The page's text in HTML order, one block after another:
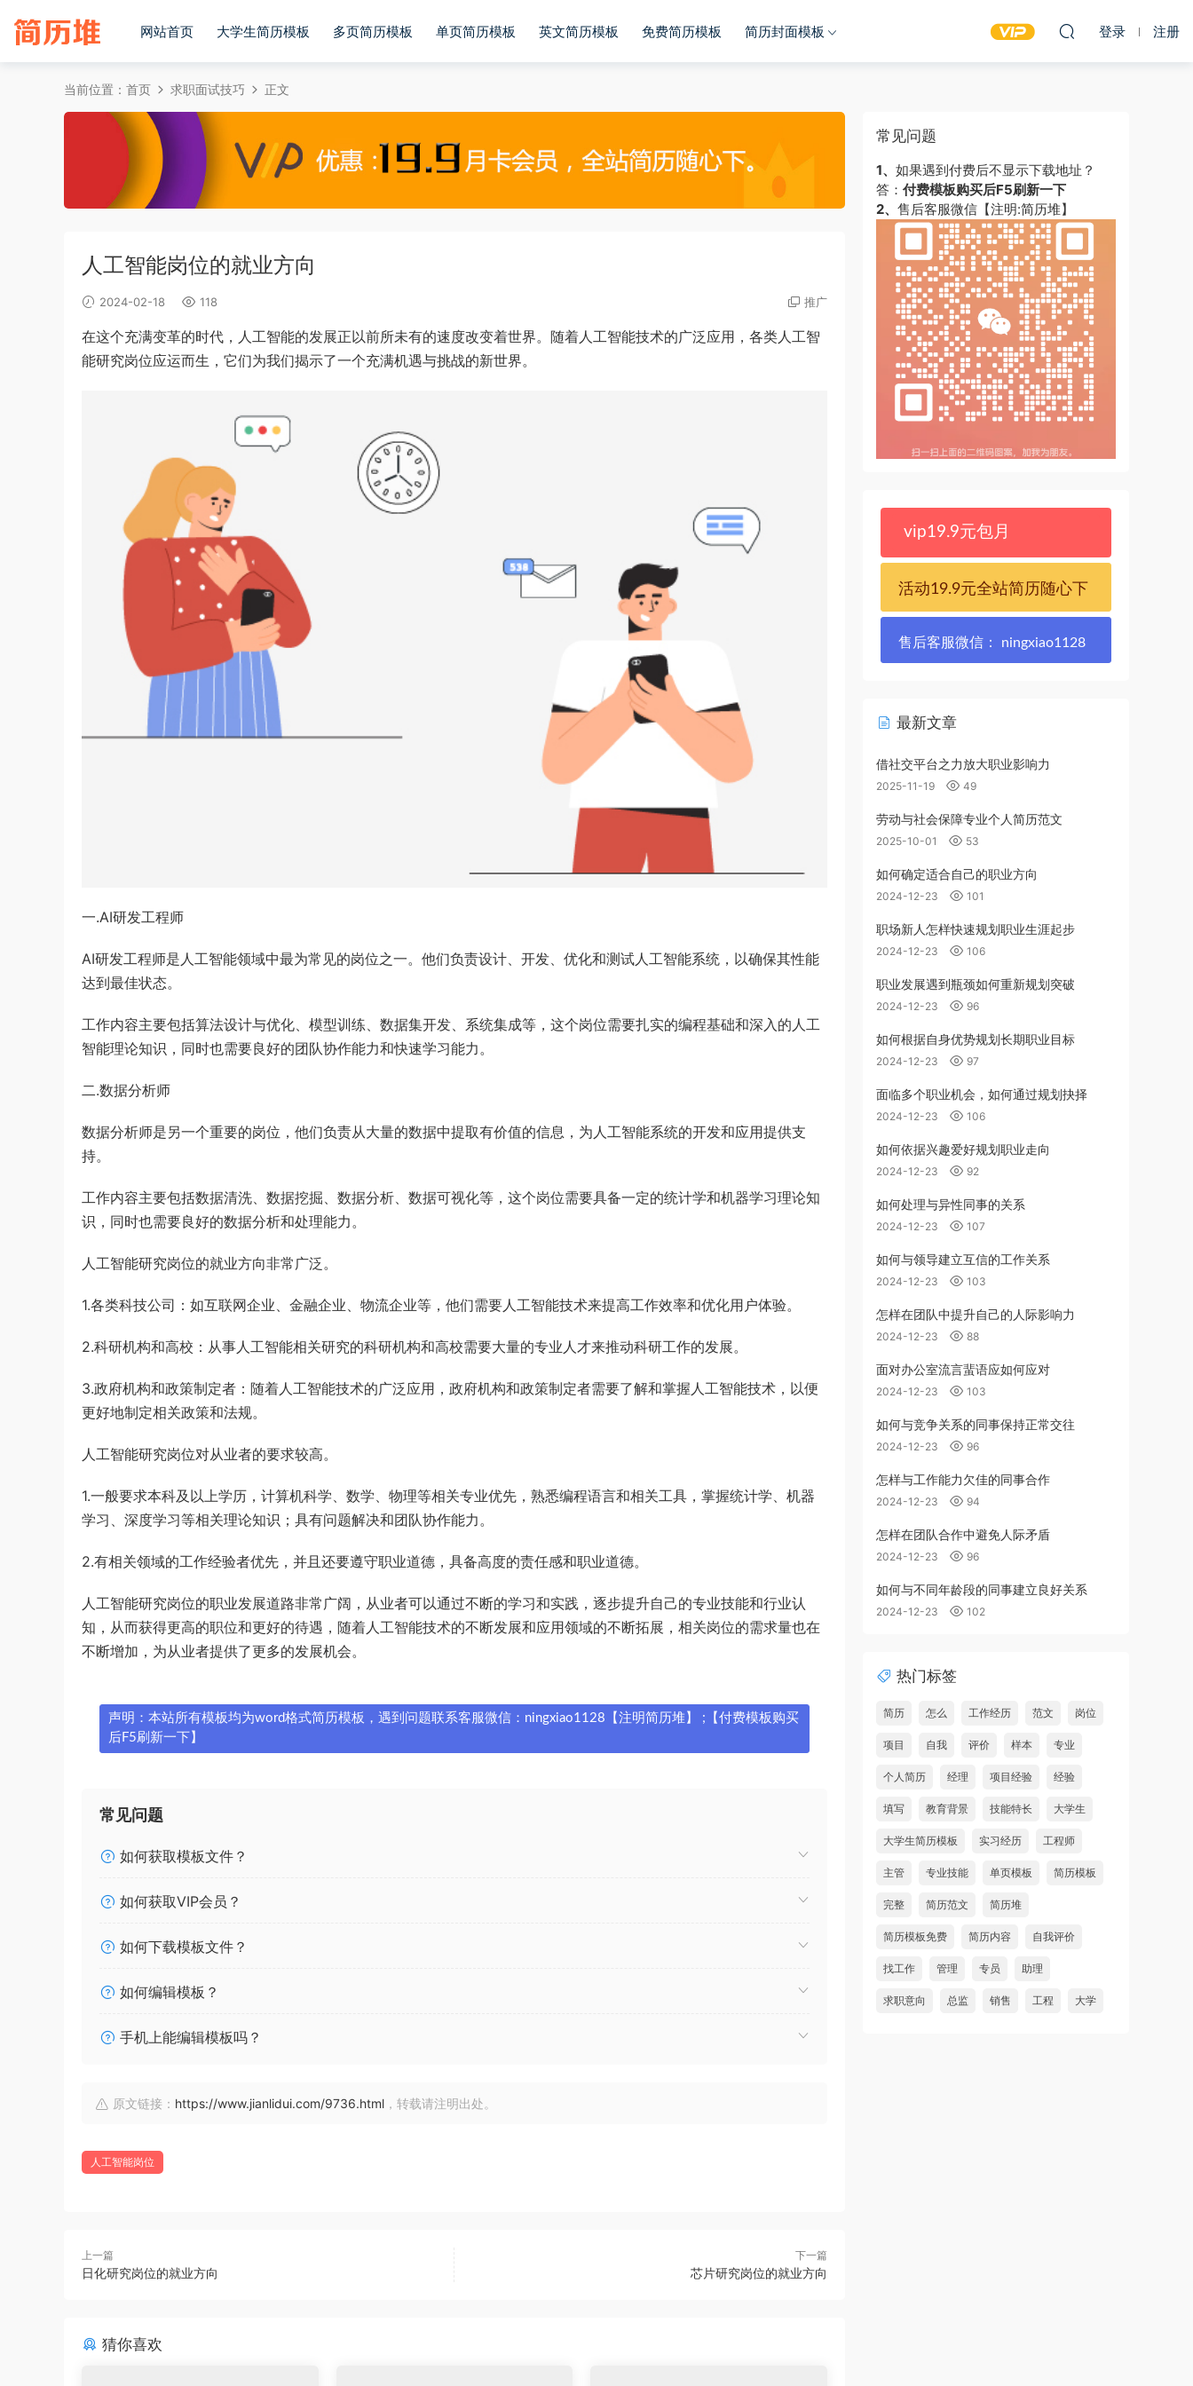
网站首页 大学生简历模板 多页简历模板 单页简历模板 英文简历模板 免费简历模板 简历封面模板 登录 注册
当前位置： 首页 求职面试技巧 正文
人工智能岗位的就业方向
2024-02-18 118 推广
在这个充满变革的时代，人工智能的发展正以前所未有的速度改变着世界。随着人工智能技术的广泛应用，各类人工智
能研究岗位应运而生，它们为我们揭示了一个充满机遇与挑战的新世界。
一.AI研发工程师
AI研发工程师是人工智能领域中最为常见的岗位之一。他们负责设计、开发、优化和测试人工智能系统，以确保其性能
达到最佳状态。
工作内容主要包括算法设计与优化、模型训练、数据集开发、系统集成等，这个岗位需要扎实的编程基础和深入的人工
智能理论知识，同时也需要良好的团队协作能力和快速学习能力。
二.数据分析师
数据分析师是另一个重要的岗位，他们负责从大量的数据中提取有价值的信息，为人工智能系统的开发和应用提供支
持。
工作内容主要包括数据清洗、数据挖掘、数据分析、数据可视化等，这个岗位需要具备一定的统计学和机器学习理论知
识，同时也需要良好的数据分析和处理能力。
人工智能研究岗位的就业方向非常广泛。
1.各类科技公司：如互联网企业、金融企业、物流企业等，他们需要人工智能技术来提高工作效率和优化用户体验。
2.科研机构和高校：从事人工智能相关研究的科研机构和高校需要大量的专业人才来推动科研工作的发展。
3.政府机构和政策制定者：随着人工智能技术的广泛应用，政府机构和政策制定者需要了解和掌握人工智能技术，以便
更好地制定相关政策和法规。
人工智能研究岗位对从业者的要求较高。
1.一般要求本科及以上学历，计算机科学、数学、物理等相关专业优先，熟悉编程语言和相关工具，掌握统计学、机器
学习、深度学习等相关理论知识；具有问题解决和团队协作能力。
2.有相关领域的工作经验者优先，并且还要遵守职业道德，具备高度的责任感和职业道德。
人工智能研究岗位的职业发展道路非常广阔，从业者可以通过不断的学习和实践，逐步提升自己的专业技能和行业认
知，从而获得更高的职位和更好的待遇，随着人工智能技术的不断发展和应用领域的不断拓展，相关岗位的需求量也在
不断增加，为从业者提供了更多的发展机会。
声明：本站所有模板均为word格式简历模板，遇到问题联系客服微信：ningxiao1128【注明简历堆】 ;【付费模板购买
后F5刷新一下】
常见问题
如何获取模板文件？
如何获取VIP会员？
如何下载模板文件？
如何编辑模板？
手机上能编辑模板吗？
原文链接： https://www.jianlidui.com/9736.html ，转载请注明出处。
人工智能岗位
上一篇
日化研究岗位的就业方向
下一篇
芯片研究岗位的就业方向
猜你喜欢
常见问题
1、 如果遇到付费后不显示下载地址？
答： 付费模板购买后F5刷新一下
2、 售后客服微信【注明:简历堆】
vip19.9元包月
活动19.9元全站简历随心下
售后客服微信： ningxiao1128
最新文章
借社交平台之力放大职业影响力
2025-11-19 49
劳动与社会保障专业个人简历范文
2025-10-01 53
如何确定适合自己的职业方向
2024-12-23 101
职场新人怎样快速规划职业生涯起步
2024-12-23 106
职业发展遇到瓶颈如何重新规划突破
2024-12-23 96
如何根据自身优势规划长期职业目标
2024-12-23 97
面临多个职业机会，如何通过规划抉择
2024-12-23 106
如何依据兴趣爱好规划职业走向
2024-12-23 92
如何处理与异性同事的关系
2024-12-23 107
如何与领导建立互信的工作关系
2024-12-23 103
怎样在团队中提升自己的人际影响力
2024-12-23 88
面对办公室流言蜚语应如何应对
2024-12-23 103
如何与竞争关系的同事保持正常交往
2024-12-23 96
怎样与工作能力欠佳的同事合作
2024-12-23 94
怎样在团队合作中避免人际矛盾
2024-12-23 96
如何与不同年龄段的同事建立良好关系
2024-12-23 102
热门标签
简历 怎么 工作经历 范文 岗位
项目 自我 评价 样本 专业
个人简历 经理 项目经验 经验
填写 教育背景 技能特长 大学生
大学生简历模板 实习经历 工程师
主管 专业技能 单页模板 简历模板
完整 简历范文 简历堆
简历模板免费 简历内容 自我评价
找工作 管理 专员 助理
求职意向 总监 销售 工程 大学